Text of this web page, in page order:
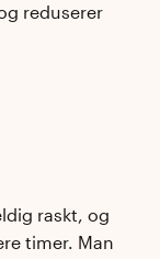
reduserer
raskt, og
timer. Man